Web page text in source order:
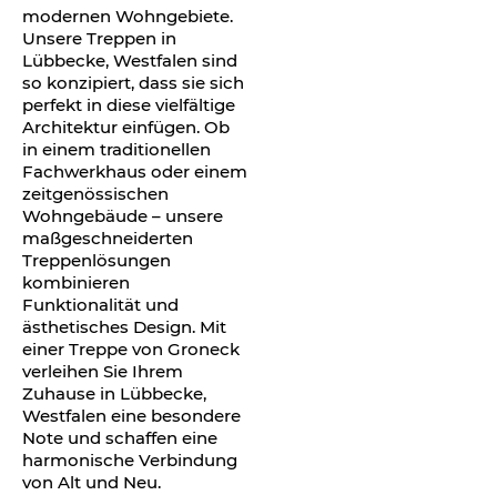
modernen Wohngebiete.
Unsere Treppen in
Lübbecke, Westfalen sind
so konzipiert, dass sie sich
perfekt in diese vielfältige
Architektur einfügen. Ob
in einem traditionellen
Fachwerkhaus oder einem
zeitgenössischen
Wohngebäude – unsere
maßgeschneiderten
Treppenlösungen
kombinieren
Funktionalität und
ästhetisches Design. Mit
einer Treppe von Groneck
verleihen Sie Ihrem
Zuhause in Lübbecke,
Westfalen eine besondere
Note und schaffen eine
harmonische Verbindung
von Alt und Neu.